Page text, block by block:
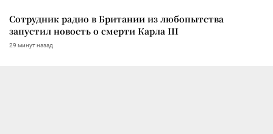
Сотрудник радио в Британии из любопытства
запустил новость о смерти Карла III
29 минут назад